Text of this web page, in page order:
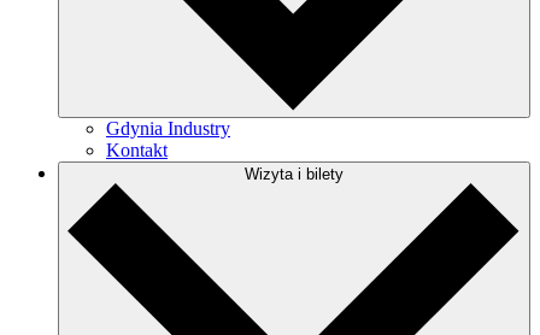
Gdynia Industry
Kontakt
Wizyta i bilety